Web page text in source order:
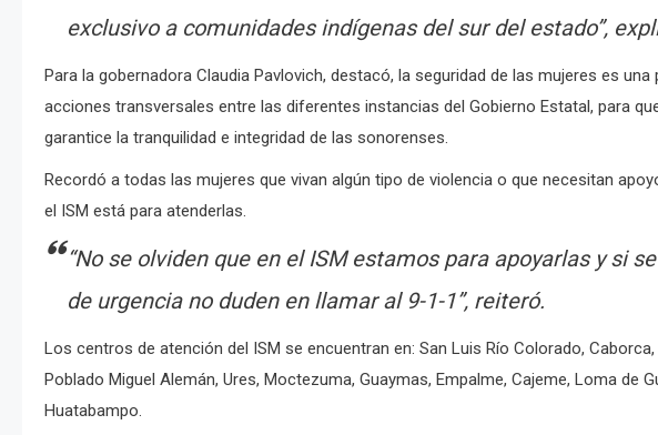
exclusivo a comunidades indígenas del sur del estado”,
Para la gobernadora Claudia Pavlovich, destacó, la seguridad de las mujeres es
acciones transversales entre las diferentes instancias del Gobierno Estatal, para
garantice la tranquilidad e integridad de las sonorenses.
Recordó a todas las mujeres que vivan algún tipo de violencia o que necesitan
el ISM está para atenderlas.
“No se olviden que en el ISM estamos para apoyarlas y si
de urgencia no duden en llamar al 9-1-1”, reiteró.
Los centros de atención del ISM se encuentran en: San Luis Río Colorado,
Poblado Miguel Alemán, Ures, Moctezuma, Guaymas, Empalme, Cajeme, Loma de
Huatabampo.